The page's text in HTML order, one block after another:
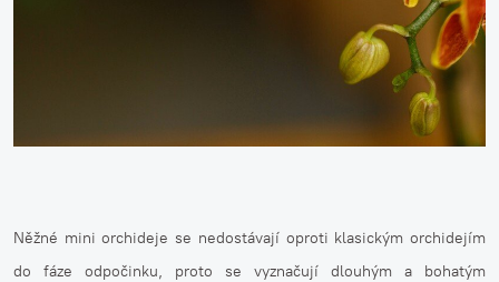
Něžné mini orchideje se nedostávají oproti klasickým orchidejím
do fáze odpočinku, proto se vyznačují dlouhým a bohatým